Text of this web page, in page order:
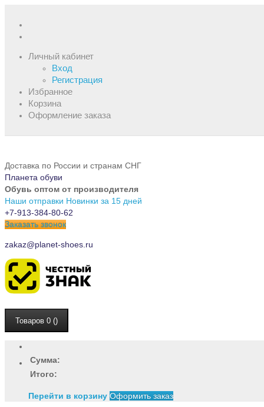
Личный кабинет
Вход
Регистрация
Избранное
Корзина
Оформление заказа
Доставка по России и странам СНГ
Планета обуви
Обувь оптом от производителя
Наши отправки Новинки за 15 дней
+7-913-384-80-62
Заказать звонок
zakaz@planet-shoes.ru
Товаров 0 ()
Сумма:
Итого:
Перейти в корзину Оформить заказ